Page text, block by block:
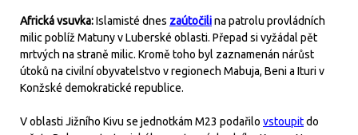
Africká vsuvka:Islamisté dnes zaútočilina patrolu provládních
milic poblíž Matuny v Luberské oblasti. Přepad si vyžádal pět
mrtvých na straně milic. Kromě toho byl zaznamenán nárůst
útoků na civilní obyvatelstvo v regionech Mabuja, Beni a Ituri v
Konžské demokratické republice.
V oblasti Jižního Kivu se jednotkám M23 podařilo vstoupitdo